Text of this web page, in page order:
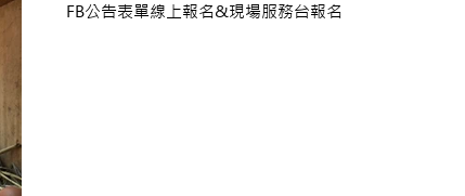
FB公告表單線上報名&現場服務台報名